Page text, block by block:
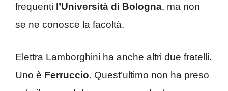
frequenti l’Università di Bologna, ma non
se ne conosce la facoltà.
Elettra Lamborghini ha anche altri due fratelli.
Uno è Ferruccio. Quest’ultimo non ha preso